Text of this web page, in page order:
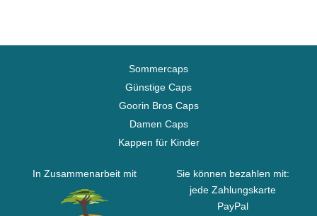
Sommercaps
Günstige Caps
Goorin Bros Caps
Damen Caps
Kappen für Kinder
In Zusammenarbeit mit
Sie können bezahlen mit:
jede Zahlungskarte
PayPal